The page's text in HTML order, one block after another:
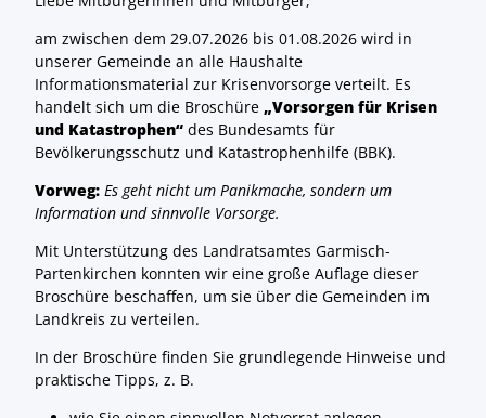
am zwischen dem 29.07.2026 bis 01.08.2026 wird in
unserer Gemeinde an alle Haushalte
Informationsmaterial zur Krisenvorsorge verteilt. Es
handelt sich um die Broschüre „Vorsorgen für Krisen
und Katastrophen“ des Bundesamts für
Bevölkerungsschutz und Katastrophenhilfe (BBK).
Vorweg: Es geht nicht um Panikmache, sondern um
Information und sinnvolle Vorsorge.
Mit Unterstützung des Landratsamtes Garmisch-
Partenkirchen konnten wir eine große Auflage dieser
Broschüre beschaffen, um sie über die Gemeinden im
Landkreis zu verteilen.
In der Broschüre finden Sie grundlegende Hinweise und
praktische Tipps, z. B.